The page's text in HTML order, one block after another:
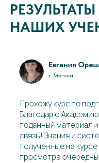
НАШИХ
Евгения
г. Москва
Прохожу курс по
Благодарю
поданный материал
связь! Знания и
полученные на
просмотра